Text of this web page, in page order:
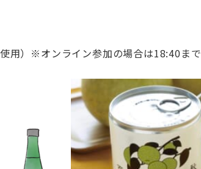
用）※オンライン参加の場合は18:40まで